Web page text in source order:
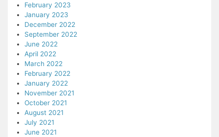
February 2023
January 2023
December 2022
September 2022
June 2022
April 2022
March 2022
February 2022
January 2022
November 2021
October 2021
August 2021
July 2021
June 2021